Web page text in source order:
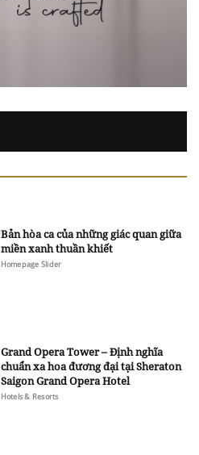
Bản hòa ca của những giác quan giữa
miền xanh thuần khiết
Homepage Slider
Grand Opera Tower – Định nghĩa
chuẩn xa hoa đương đại tại Sheraton
Saigon Grand Opera Hotel
Hotels & Resorts